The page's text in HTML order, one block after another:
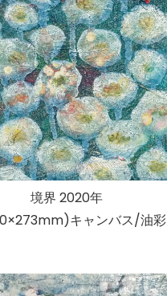
境界 2020年
キャンバス/油彩